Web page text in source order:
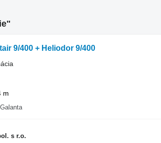
9/400 + Heliodor 9/400
m
s r.o.